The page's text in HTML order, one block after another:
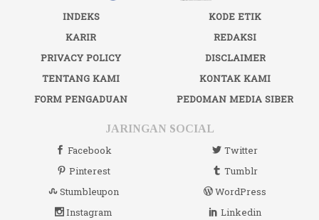
INDEKS
KODE ETIK
KARIR
REDAKSI
PRIVACY POLICY
DISCLAIMER
TENTANG KAMI
KONTAK KAMI
FORM PENGADUAN
PEDOMAN MEDIA SIBER
JARINGAN SOCIAL
Facebook
Twitter
Pinterest
Tumblr
Stumbleupon
WordPress
Instagram
Linkedin